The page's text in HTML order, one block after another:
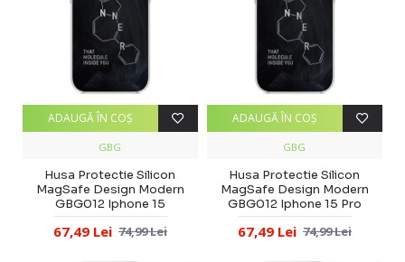
GBG
Husa Protectie Silicon
MagSafe Design Modern
GBG012 Iphone 15
67,49 Lei 74,99 Lei
ADAUGĂ ÎN COŞ
GBG
Husa Protectie Silicon
MagSafe Design Modern
GBG012 Iphone 15 Pro
67,49 Lei 74,99 Lei
ADAUGĂ ÎN COŞ